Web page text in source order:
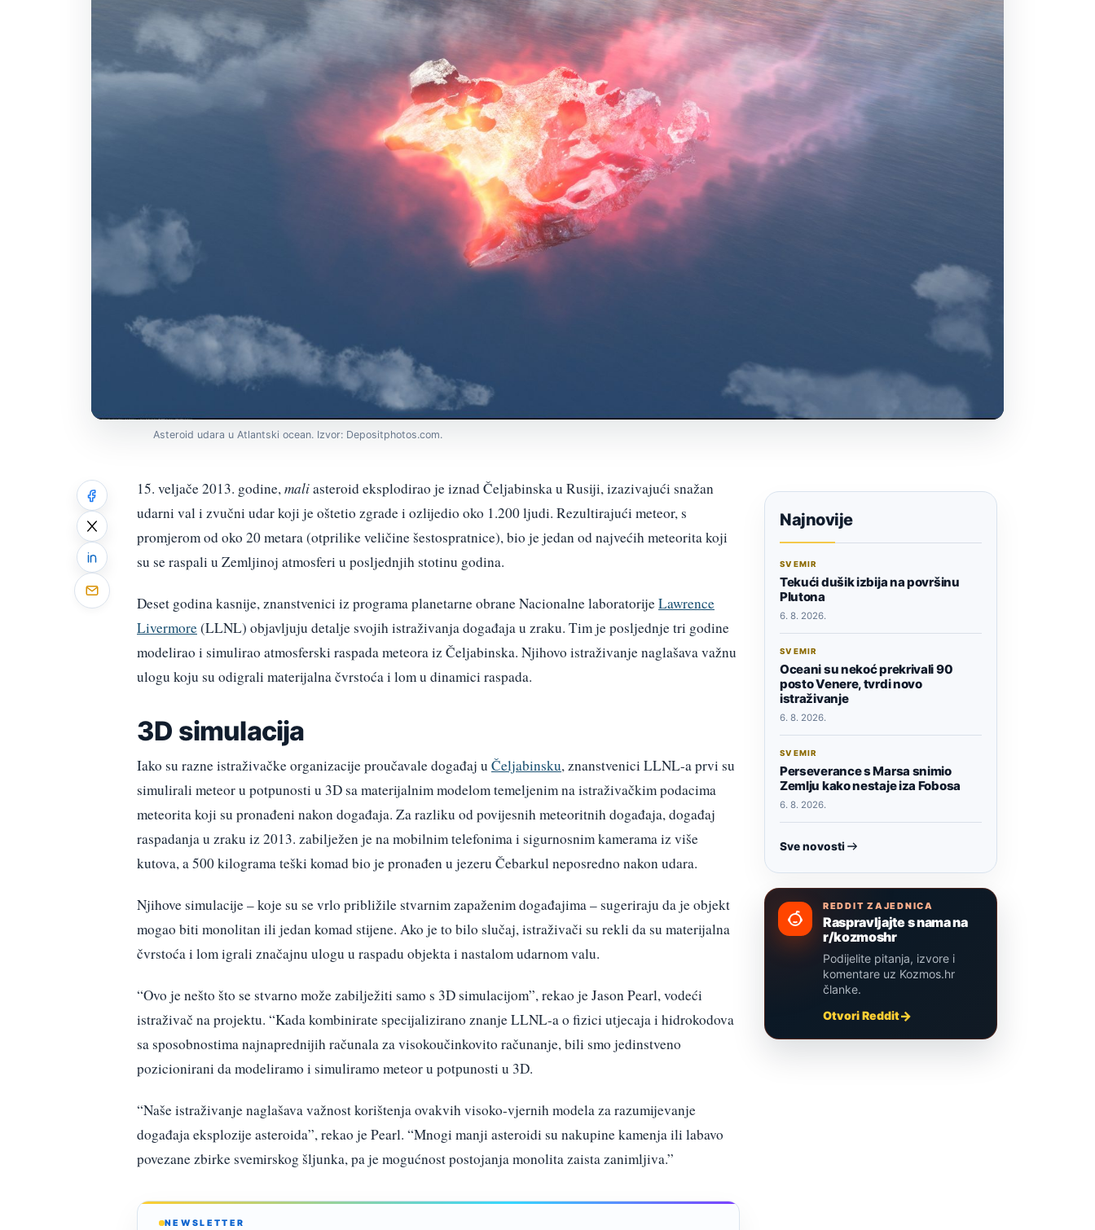
Asteroid udara u Atlantski ocean. Izvor: Depositphotos.com.
15. veljače 2013. godine, maliasteroid eksplodirao je iznad Čeljabinska u Rusiji, izazivajući snažan
udarni val i zvučni udar koji je oštetio zgrade i ozlijedio oko 1.200 ljudi. Rezultirajući meteor, s
promjerom od oko 20 metara (otprilike veličine šestospratnice), bio je jedan od najvećih meteorita koji
su se raspali u Zemljinoj atmosferi u posljednjih stotinu godina.
Deset godina kasnije, znanstvenici iz programa planetarne obrane Nacionalne laboratorijeLawrence
Livermore(LLNL) objavljuju detalje svojih istraživanja događaja u zraku. Tim je posljednje tri godine
modelirao i simulirao atmosferski raspada meteora iz Čeljabinska. Njihovo istraživanje naglašava važnu
ulogu koju su odigrali materijalna čvrstoća i lom u dinamici raspada.
3D simulacija
Iako su razne istraživačke organizacije proučavale događaj u Čeljabinsku, znanstvenici LLNL-a prvi su
simulirali meteor u potpunosti u 3D sa materijalnim modelom temeljenim na istraživačkim podacima
meteorita koji su pronađeni nakon događaja. Za razliku od povijesnih meteoritnih događaja, događaj
raspadanja u zraku iz 2013. zabilježen je na mobilnim telefonima i sigurnosnim kamerama iz više
kutova, a 500 kilograma teški komad bio je pronađen u jezeru Čebarkul neposredno nakon udara.
Njihove simulacije – koje su se vrlo približile stvarnim zapaženim događajima – sugeriraju da je objekt
mogao biti monolitan ili jedan komad stijene. Ako je to bilo slučaj, istraživači su rekli da su materijalna
čvrstoća i lom igrali značajnu ulogu u raspadu objekta i nastalom udarnom valu.
“Ovo je nešto što se stvarno može zabilježiti samo s 3D simulacijom”, rekao je Jason Pearl, vodeći
istraživač na projektu. “Kada kombinirate specijalizirano znanje LLNL-a o fizici utjecaja i hidrokodova
sa sposobnostima najnaprednijih računala za visokoučinkovito računanje, bili smo jedinstveno
pozicionirani da modeliramo i simuliramo meteor u potpunosti u 3D.
“Naše istraživanje naglašava važnost korištenja ovakvih visoko-vjernih modela za razumijevanje
događaja eksplozije asteroida”, rekao je Pearl. “Mnogi manji asteroidi su nakupine kamenja ili labavo
povezane zbirke svemirskog šljunka, pa je mogućnost postojanja monolita zaista zanimljiva.”
NEWSLETTER
Najnovije
SVEMIR
Tekući dušik izbija na površinu
Plutona
6. 8. 2026.
SVEMIR
Oceani su nekoć prekrivali 90
posto Venere, tvrdi novo
istraživanje
6. 8. 2026.
SVEMIR
Perseverance s Marsa snimio
Zemlju kako nestaje iza Fobosa
6. 8. 2026.
Sve novosti
REDDIT ZAJEDNICA
Raspravljajte s nama na
r/kozmoshr
Podijelite pitanja, izvore i
komentare uz Kozmos.hr
članke.
Otvori Reddit